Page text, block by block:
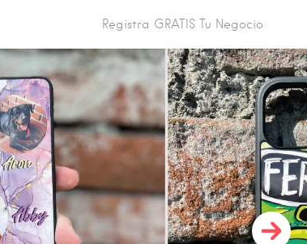
Registra GRATIS Tu Negocio